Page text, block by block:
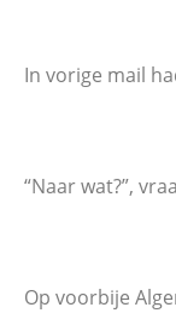
In vorige mail
“Naar wat?”,
Op voorbije